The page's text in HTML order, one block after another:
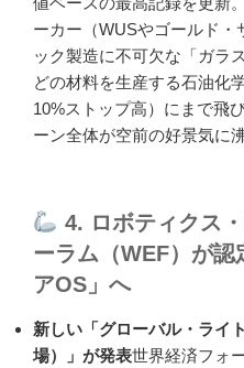
ーカー（WUSやゴールド
ック製造に不可欠な「ガラ
どの材料を生産する石油化
10%ストップ高）にまで飛
ーン全体が空前の好景気に
4. ロボティクス
ーラム（WEF）が認
アOS」へ
新しい「グローバル・ライ
場）」が発表世界経済フォ